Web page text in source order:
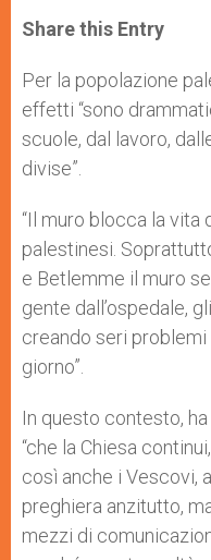
t
s
p
p
s
e
g
e
r
e
b
o
k
r
Share this Entry
Per la popolazione
effetti “sono
scuole, dal lavoro,
divise”.
“Il muro blocca la vita
palestinesi.
e Betlemme il muro
gente dall’ospedale,
creando seri
giorno”.
In questo contesto,
“che la Chiesa
così anche i Vescovi,
preghiera anzitutto,
mezzi di